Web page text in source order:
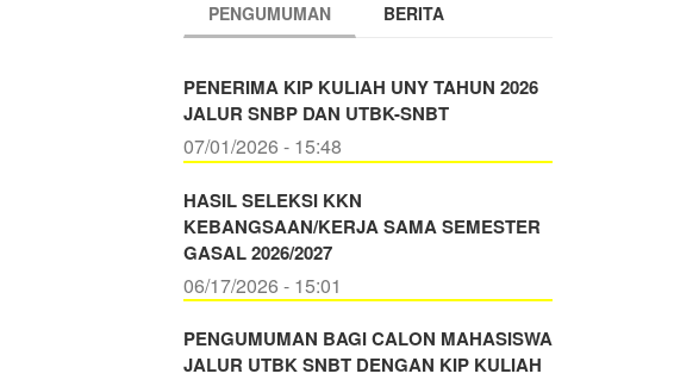
PENGUMUMAN BERITA
PENERIMA KIP KULIAH UNY TAHUN 2026
JALUR SNBP DAN UTBK-SNBT
07/01/2026 - 15:48
HASIL SELEKSI KKN
KEBANGSAAN/KERJA SAMA SEMESTER
GASAL 2026/2027
06/17/2026 - 15:01
PENGUMUMAN BAGI CALON MAHASISWA
JALUR UTBK SNBT DENGAN KIP KULIAH